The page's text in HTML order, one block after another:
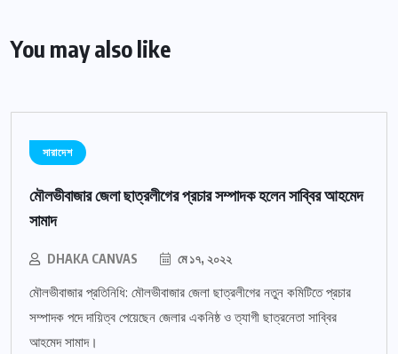
You may also like
সারাদেশ
মৌলভীবাজার জেলা ছাত্রলীগের প্রচার সম্পাদক হলেন সাব্বির আহমেদ
সামাদ
DHAKA CANVAS মে ১৭, ২০২২
মৌলভীবাজার প্রতিনিধি: মৌলভীবাজার জেলা ছাত্রলীগের নতুন কমিটিতে প্রচার
সম্পাদক পদে দায়িত্ব পেয়েছেন জেলার একনিষ্ঠ ও ত্যাগী ছাত্রনেতা সাব্বির
আহমেদ সামাদ।